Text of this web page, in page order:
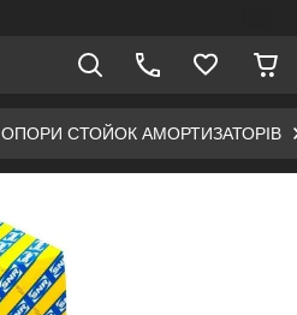
ОПОРИ СТОЙОК АМОРТИЗАТОРІВ